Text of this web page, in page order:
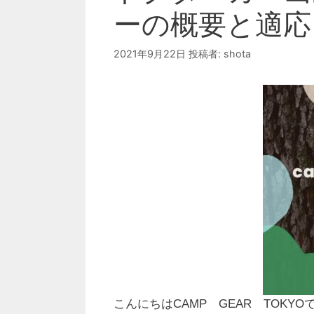
ーの概要と適応
2021年9月22日 投稿者: shota
こんにちはCAMP GEAR TOKYO